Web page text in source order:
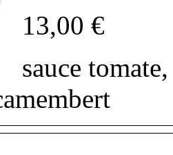
13,00 €
sauce